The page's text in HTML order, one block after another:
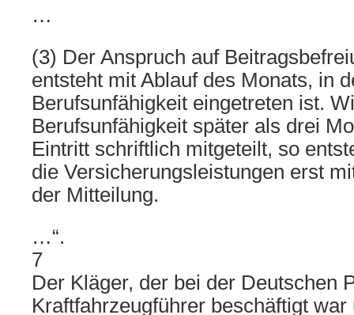
…
(3) Der Anspruch auf
entsteht mit Ablauf des Monats, in
Berufsunfähigkeit eingetreten ist.
Berufsunfähigkeit später als drei
Eintritt schriftlich mitgeteilt, so
die Versicherungsleistungen erst
der Mitteilung.
…“.
7
Der Kläger, der bei der Deutschen
Kraftfahrzeugführer beschäftigt war